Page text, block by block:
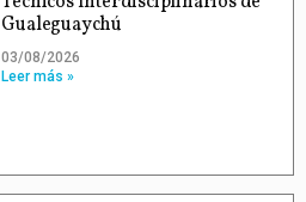
Gualeguaychú
03/08/2026
Leer más »